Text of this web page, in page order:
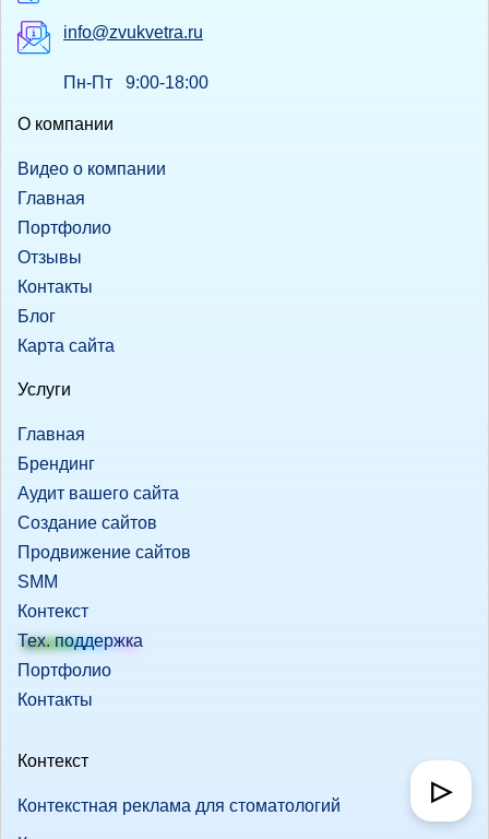
info@zvukvetra.ru
Пн-Пт 9:00-18:00
О компании
Видео о компании
Главная
Портфолио
Отзывы
Контакты
Блог
Карта сайта
Услуги
Главная
Брендинг
Аудит вашего сайта
Создание сайтов
Продвижение сайтов
SMM
Контекст
Тех. поддержка
Портфолио
Контакты
Контекст
Контекстная реклама для стоматологий
▷